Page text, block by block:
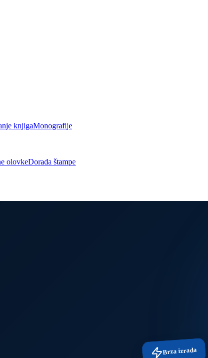
knjigaMonografije
olovkeDorada štampe
Brza izrada